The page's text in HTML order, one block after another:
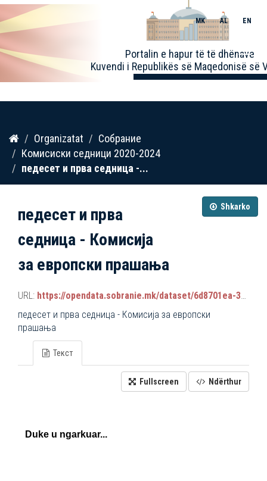
Kalo
përmbajtja
Portalin e hapur të të dhënave
Kuvendi i Republikës së Maqedonisë së
MK AL EN
Toggle
Organizatat
Собрание
Комисиски седници 2020-2024
педесет и прва седница -...
Shkarko
педесет и прва
седница - Комисија
за европски прашања
URL: https://opendata.sobranie.mk/dataset/6d8701ea-3a42-465d-8f88-639bc6dc1a8e/resource/75344b17-a176-4284-96ee-ab180f9558f8/download/komisiski_sednici.json
педесет и прва седница - Комисија за европски
прашања
Текст
Fullscreen Ndërthur